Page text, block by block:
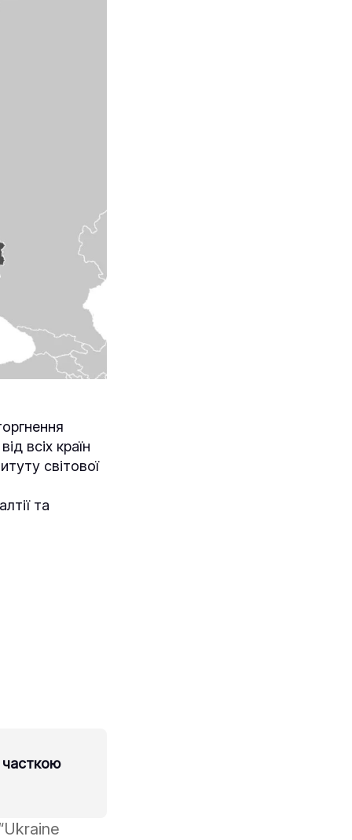
всіх країн
світової
та
часткою